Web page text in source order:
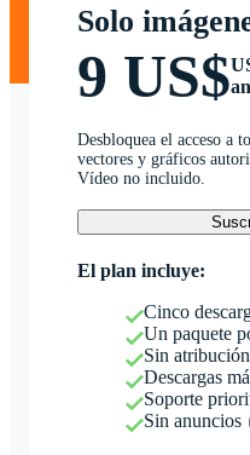
Solo
9 US$
Desbloquea el acceso a
vectores y gráficos
Vídeo no incluido.
El plan incluye:
Cinco
Un paquete
Sin
Descargas
Soporte
Sin anuncios